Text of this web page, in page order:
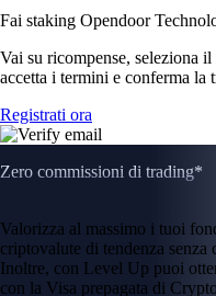
Fai staking Opendoor
Vai su ricompense, seleziona
accetta i termini e conferma la
Registrati ora
Zero commissioni di trading*
Valorizza al massimo i tuoi
criptovalute di tendenza
Inoltre, con Level Up puoi
con la Visa prepagata di